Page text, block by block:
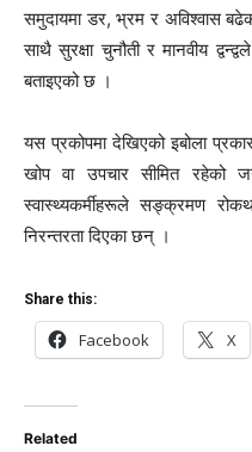
समुदायमा डर, भ्रम र अविश्वास
साथै सुरक्षा चुनौती र मानवीय
बताइएको छ ।
यस प्रकोपमा देखिएको इबोला
खोप वा उपचार सीमित रहेको
स्वास्थ्यकर्मीहरूले सङ्क्रमण
निरन्तरता दिएका छन् ।
Share this:
Facebook X
Related